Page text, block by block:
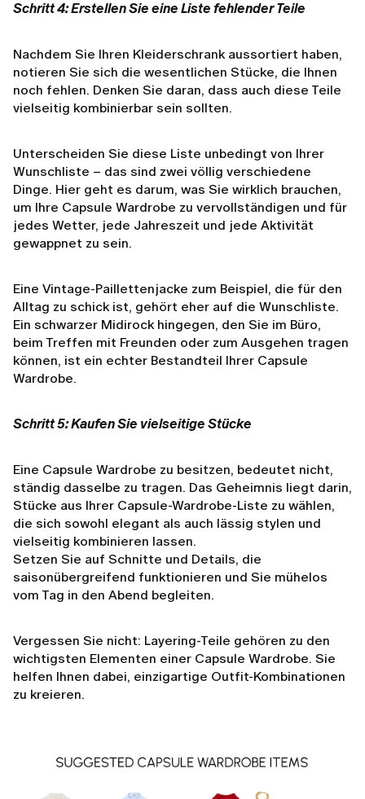
Schritt 4: Erstellen Sie eine Liste fehlender Teile
Nachdem Sie Ihren Kleiderschrank aussortiert haben,
notieren Sie sich die wesentlichen Stücke, die Ihnen
noch fehlen. Denken Sie daran, dass auch diese Teile
vielseitig kombinierbar sein sollten.
Unterscheiden Sie diese Liste unbedingt von Ihrer
Wunschliste – das sind zwei völlig verschiedene
Dinge. Hier geht es darum, was Sie wirklich brauchen,
um Ihre Capsule Wardrobe zu vervollständigen und für
jedes Wetter, jede Jahreszeit und jede Aktivität
gewappnet zu sein.
Eine Vintage-Paillettenjacke zum Beispiel, die für den
Alltag zu schick ist, gehört eher auf die Wunschliste.
Ein schwarzer Midirock hingegen, den Sie im Büro,
beim Treffen mit Freunden oder zum Ausgehen tragen
können, ist ein echter Bestandteil Ihrer Capsule
Wardrobe.
Schritt 5: Kaufen Sie vielseitige Stücke
Eine Capsule Wardrobe zu besitzen, bedeutet nicht,
ständig dasselbe zu tragen. Das Geheimnis liegt darin,
Stücke aus Ihrer Capsule-Wardrobe-Liste zu wählen,
die sich sowohl elegant als auch lässig stylen und
vielseitig kombinieren lassen.
Setzen Sie auf Schnitte und Details, die
saisonübergreifend funktionieren und Sie mühelos
vom Tag in den Abend begleiten.
Vergessen Sie nicht: Layering-Teile gehören zu den
wichtigsten Elementen einer Capsule Wardrobe. Sie
helfen Ihnen dabei, einzigartige Outfit-Kombinationen
zu kreieren.